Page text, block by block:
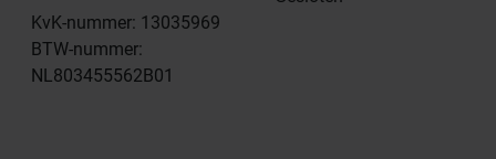
KvK-nummer: 13035969
BTW-nummer:
NL803455562B01